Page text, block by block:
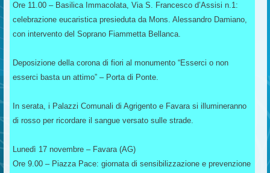
Ore 11.00 – Basilica Immacolata, Via S. Francesco d’Assisi n.1:
celebrazione eucaristica presieduta da Mons. Alessandro Damiano,
con intervento del Soprano Fiammetta Bellanca.
Deposizione della corona di fiori al monumento “Esserci o non
esserci basta un attimo” – Porta di Ponte.
In serata, i Palazzi Comunali di Agrigento e Favara si illumineranno
di rosso per ricordare il sangue versato sulle strade.
Lunedì 17 novembre – Favara (AG)
Ore 9.00 – Piazza Pace: giornata di sensibilizzazione e prevenzione